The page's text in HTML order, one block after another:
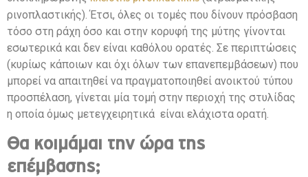
ρινοπλαστικής). Έτσι, όλες οι τομές που δίνουν πρόσβαση
τόσο στη ράχη όσο και στην κορυφή της μύτης γίνονται
εσωτερικά και δεν είναι καθόλου ορατές. Σε περιπτώσεις
(κυρίως κάποιων και όχι όλων των επανεπεμβάσεων) που
μπορεί να απαιτηθεί να πραγματοποιηθεί ανοικτού τύπου
προσπέλαση, γίνεται μία τομή στην περιοχή της στυλίδας
η οποία όμως μετεγχειρητικά είναι ελάχιστα ορατή.
Θα κοιμάμαι την ώρα της
επέμβασης;